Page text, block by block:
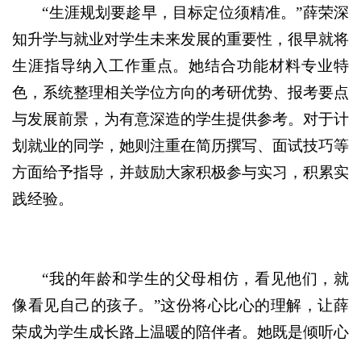
“生涯规划要趁早，目标定位须精准。”薛荣深
知升学与就业对学生未来发展的重要性，很早就将
生涯指导纳入工作重点。她结合功能材料专业特
色，系统整理相关学位方向的考研优势、报考要点
与发展前景，为有意深造的学生提供参考。对于计
划就业的同学，她则注重在简历撰写、面试技巧等
方面给予指导，并鼓励大家积极参与实习，积累实
践经验。
“我的年龄和学生的父母相仿，看见他们，就
像看见自己的孩子。”这份将心比心的理解，让薛
荣成为学生成长路上温暖的陪伴者。她既是倾听心